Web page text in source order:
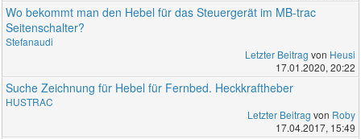
Wo bekommt man den Hebel für das Steuergerät im MB-trac
Seitenschalter?
Stefanaudi
Letzter Beitrag von Heusi
17.01.2020, 20:22
Suche Zeichnung für Hebel für Fernbed. Heckkraftheber
HUSTRAC
Letzter Beitrag von Roby
17.04.2017, 15:49